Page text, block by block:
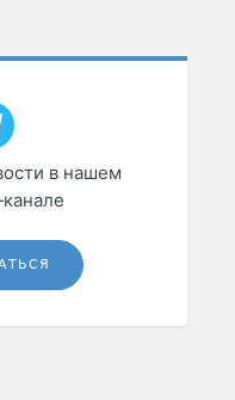
в нашем